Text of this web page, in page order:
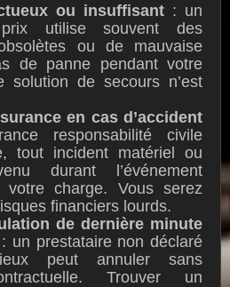
ou insuffisant : un
utilise souvent des
ou de mauvaise
de panne pendant votre
solution de secours n’est
en cas d’accident
responsabilité civile
tout incident matériel ou
durant l’événement
charge. Vous serez
financiers lourds.
de dernière minute
un prestataire non déclaré
peut annuler sans
Trouver un